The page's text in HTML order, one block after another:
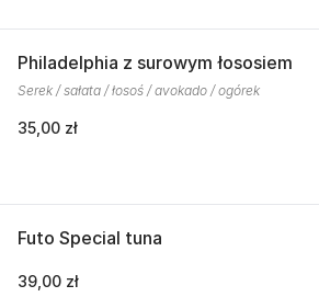
Philadelphia z surowym łososiem
Serek / sałata / łosoś / avokado / ogórek
35,00 zł
Futo Special tuna
39,00 zł